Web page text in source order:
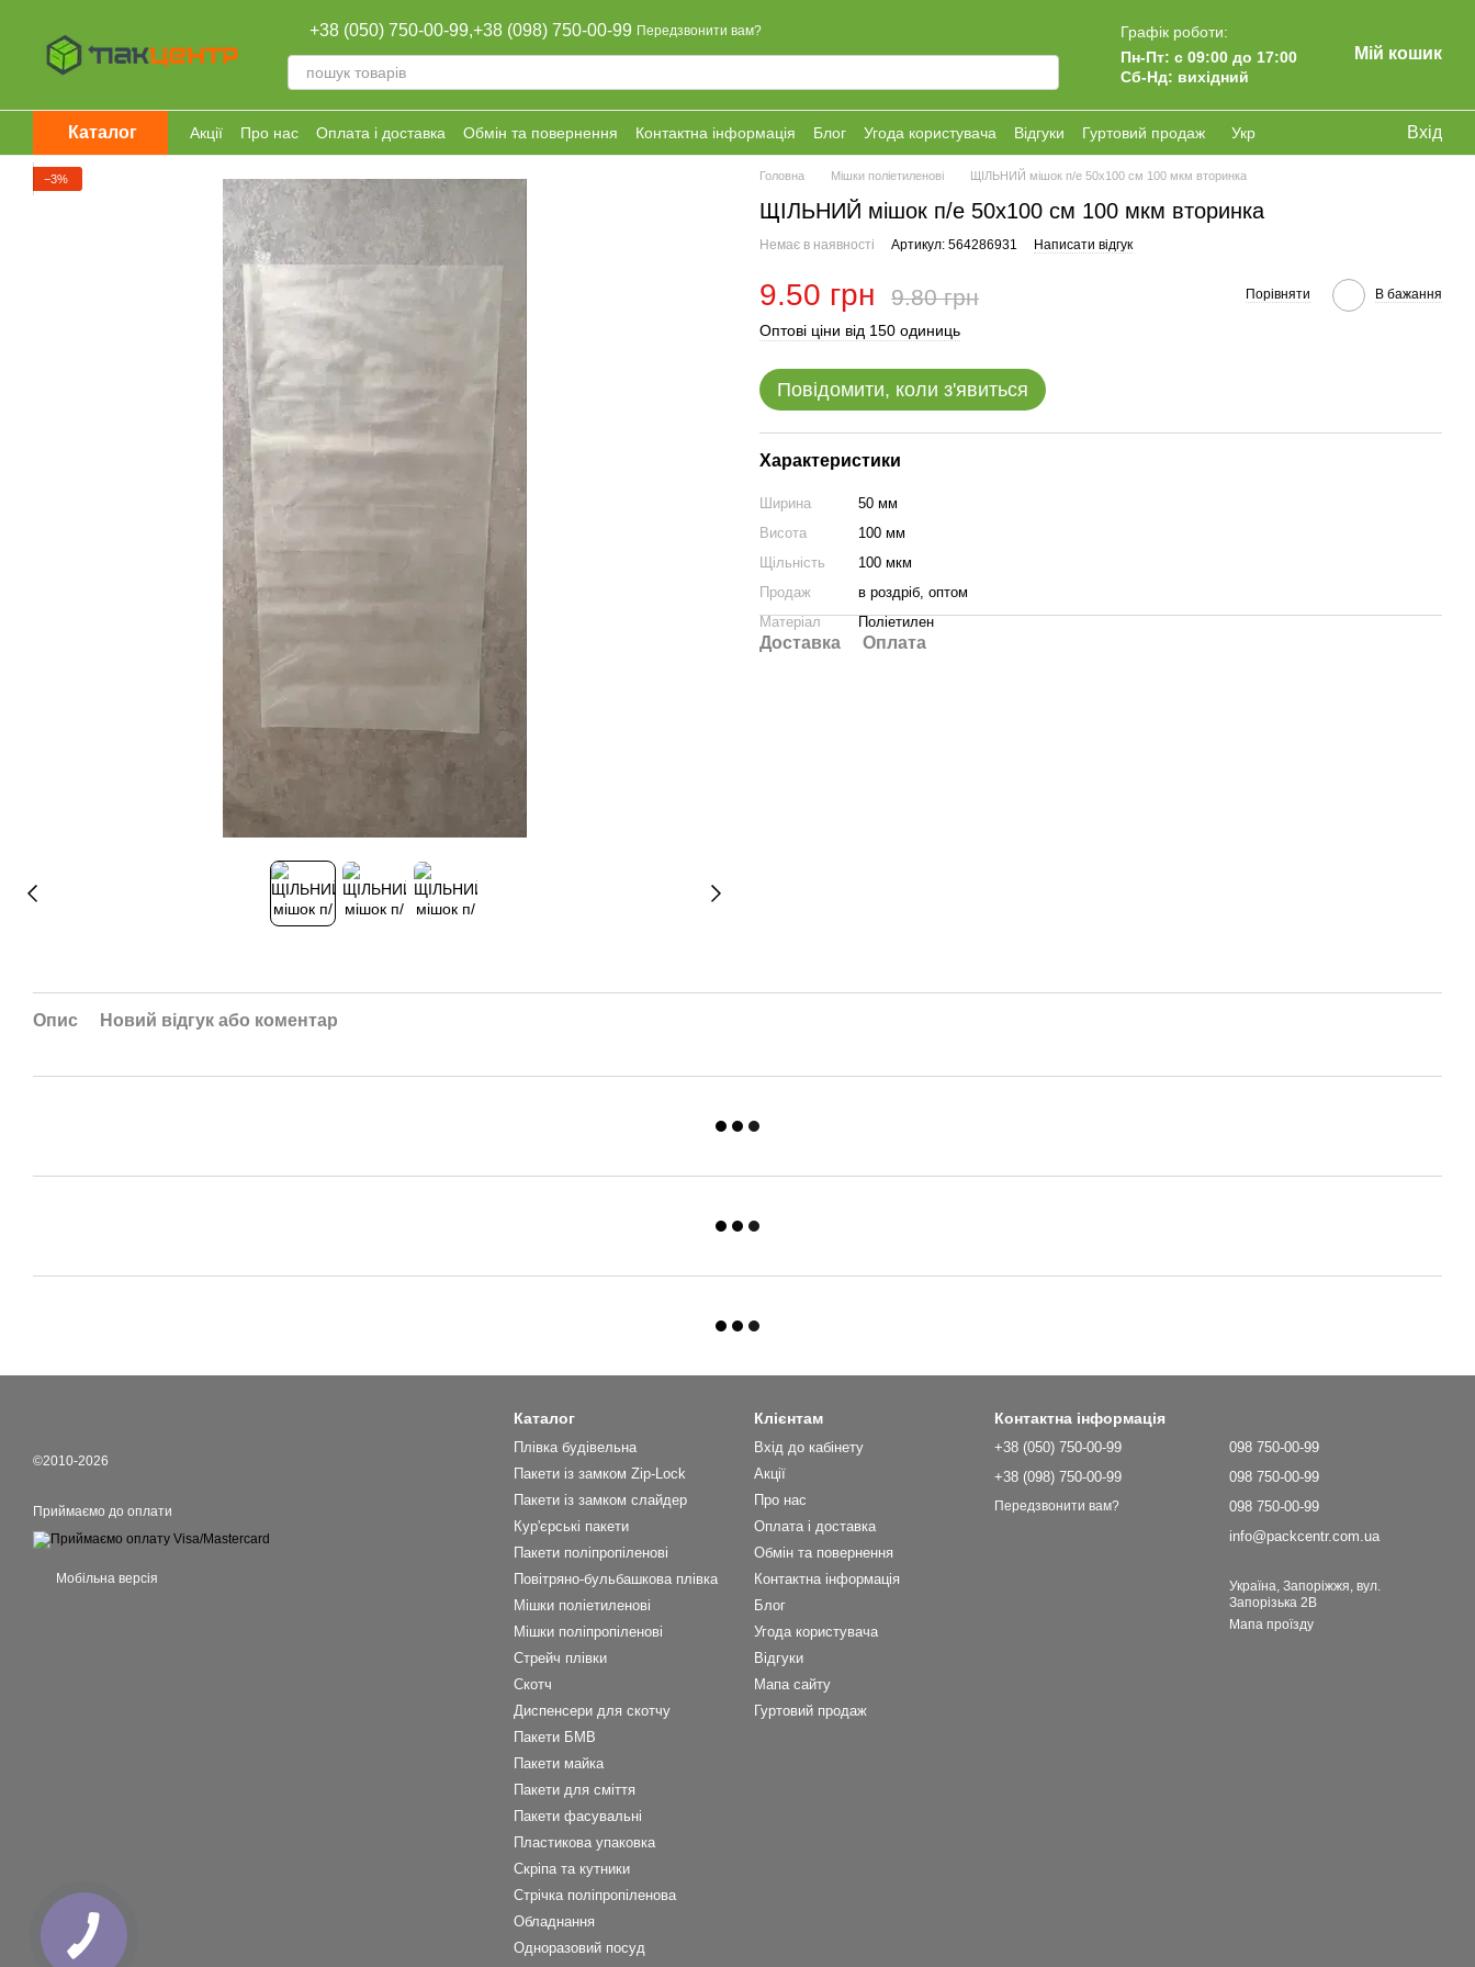
+38 (050) 750-00-99,+38 (098) 750-00-99 Передзвонити вам?
Графік роботи:
Пн-Пт: с 09:00 до 17:00
Сб-Нд: вихідний
Мій кошик
Каталог Акції Про нас Оплата і доставка Обмін та повернення Контактна інформація Блог Угода користувача Відгуки Гуртовий продаж Укр Вхід
−3% Головна Мішки поліетиленові ЩІЛЬНИЙ мішок п/е 50х100 см 100 мкм вторинка
ЩІЛЬНИЙ мішок п/е 50х100 см 100 мкм вторинка
Немає в наявності Артикул: 564286931 Написати відгук
9.50 грн 9.80 грн Порівняти В бажання
Оптові ціни від 150 одиниць
Повідомити, коли з'явиться
Характеристики
Ширина
50 мм
Висота
100 мм
Щільність
100 мкм
Продаж
в роздріб, оптом
Матеріал
Поліетилен
Доставка Оплата
Опис Новий відгук або коментар
©2010-2026
Приймаємо до оплати
Мобільна версія
Каталог
Плівка будівельна
Пакети із замком Zip-Lock
Пакети із замком слайдер
Кур'єрські пакети
Пакети поліпропіленові
Повітряно-бульбашкова плівка
Мішки поліетиленові
Мішки поліпропіленові
Стрейч плівки
Скотч
Диспенсери для скотчу
Пакети БМВ
Пакети майка
Пакети для сміття
Пакети фасувальні
Пластикова упаковка
Скріпа та кутники
Стрічка поліпропіленова
Обладнання
Одноразовий посуд
Клієнтам
Вхід до кабінету
Акції
Про нас
Оплата і доставка
Обмін та повернення
Контактна інформація
Блог
Угода користувача
Відгуки
Мапа сайту
Гуртовий продаж
Контактна інформація
+38 (050) 750-00-99
+38 (098) 750-00-99
Передзвонити вам?
098 750-00-99
098 750-00-99
098 750-00-99
info@packcentr.com.ua
Україна, Запоріжжя, вул.
Запорізька 2В
Мапа проїзду